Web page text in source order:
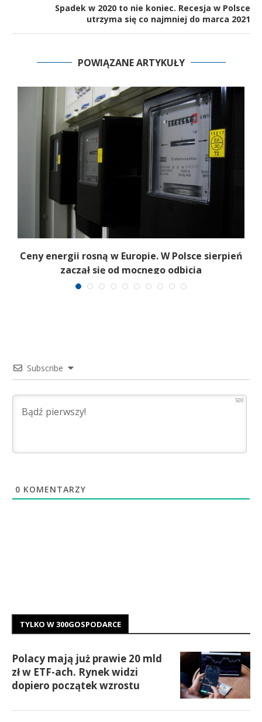
Spadek w 2020 to nie koniec. Recesja w Polsce
utrzyma się co najmniej do marca 2021
POWIĄZANE ARTYKUŁY
Ceny energii rosną w Europie. W Polsce sierpień
zaczął się od mocnego odbicia
Subscribe
500
0 KOMENTARZY
TYLKO W 300GOSPODARCE
Polacy mają już prawie 20 mld
zł w ETF-ach. Rynek widzi
dopiero początek wzrostu